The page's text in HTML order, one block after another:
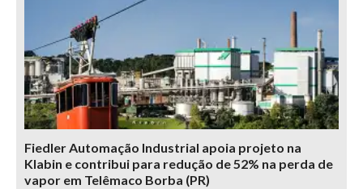
Fiedler Automação Industrial apoia projeto na
Klabin e contribui para redução de 52% na perda de
vapor em Telêmaco Borba (PR)